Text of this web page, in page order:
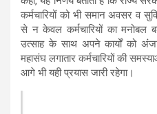
कर्मचारियों को भी समान अवसर व
से न केवल कर्मचारियों का मनोबल
उत्साह के साथ अपने कार्यों को
महासंघ लगातार कर्मचारियों की
आगे भी यही प्रयास जारी रहेगा।